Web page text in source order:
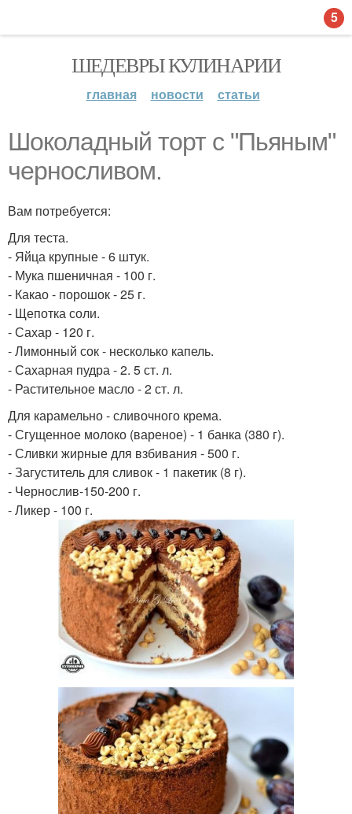
ШЕДЕВРЫ КУЛИНАРИИ
главная новости статьи
Шоколадный торт с "Пьяным"
черносливом.
Вам потребуется:
Для теста.
- Яйца крупные - 6 штук.
- Мука пшеничная - 100 г.
- Какао - порошок - 25 г.
- Щепотка соли.
- Сахар - 120 г.
- Лимонный сок - несколько капель.
- Сахарная пудра - 2. 5 ст. л.
- Растительное масло - 2 ст. л.
Для карамельно - сливочного крема.
- Сгущенное молоко (вареное) - 1 банка (380 г).
- Сливки жирные для взбивания - 500 г.
- Загуститель для сливок - 1 пакетик (8 г).
- Чернослив-150-200 г.
- Ликер - 100 г.
5